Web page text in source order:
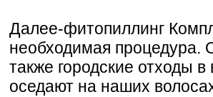
Далее-фитопиллинг
необходимая процедура.
также городские отходы
оседают на наших